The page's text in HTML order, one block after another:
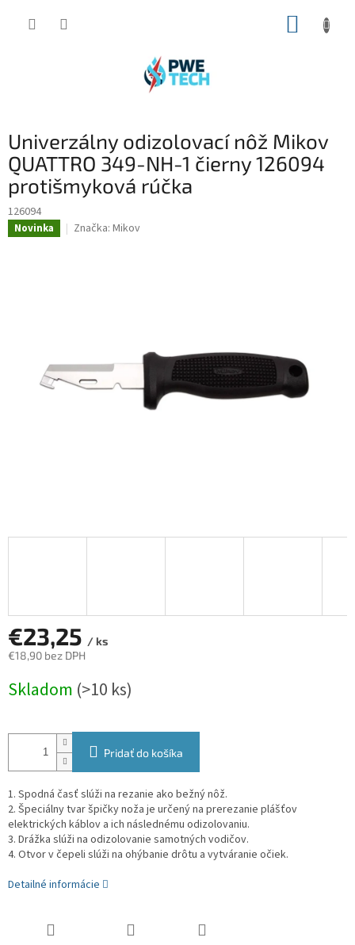
Univerzálny odizolovací nôž Mikov
QUATTRO 349-NH-1 čierny 126094
protišmyková rúčka
126094
Novinka Značka: Mikov
€23,25 / ks
€18,90 bez DPH
cena:
Skladom (>10 ks)
Pridať do košíka
1. Spodná časť slúži na rezanie ako bežný nôž.
2. Špeciálny tvar špičky noža je určený na prerezanie plášťov
elektrických káblov a ich následnému odizolovaniu.
3. Drážka slúži na odizolovanie samotných vodičov.
4. Otvor v čepeli slúži na ohýbanie drôtu a vytváranie očiek.
Detailné informácie